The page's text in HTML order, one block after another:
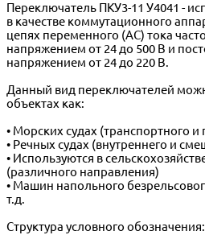
Переключатель ПКУ3-11 У4041 -
в качестве коммутационного
цепях переменного (АС) тока
напряжением от 24 до 500 В и
напряжением от 24 до 220 В.
Данный вид переключателей
объектах как:
• Морских судах (транспортного
• Речных судах (внутреннего и
• Используются в
(различного направления)
• Машин напольного
т.д.
Структура условного обозначения: